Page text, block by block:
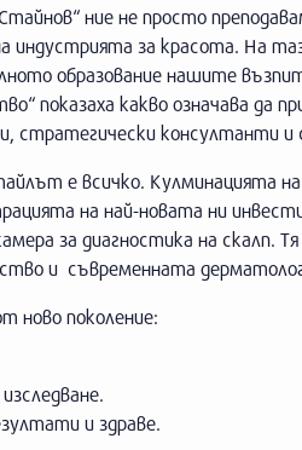
ние не просто
индустрията за красота. На
образование нашите
показаха какво означава да
стратегически консултанти и
е всичко. Кулминацията
на най-новата ни
за диагностика на скалп.
и съвременната
ново поколение:
и здраве.